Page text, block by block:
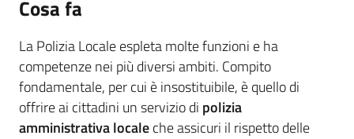
Cosa fa
La Polizia Locale espleta molte funzioni e ha
competenze nei più diversi ambiti. Compito
fondamentale, per cui è insostituibile, è quello di
offrire ai cittadini un servizio di polizia
amministrativa localeche assicuri il rispetto delle